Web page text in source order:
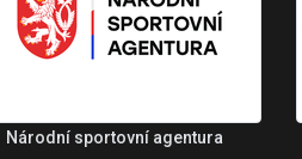
Národní sportovní agentura